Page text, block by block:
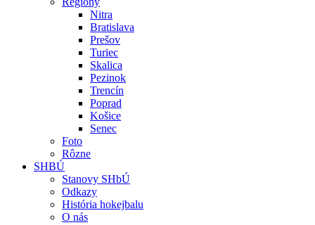
Nitra
Bratislava
Prešov
Turiec
Skalica
Pezinok
Trencín
Poprad
Košice
Senec
Foto
Rôzne
SHBÚ
Stanovy SHbÚ
Odkazy
História hokejbalu
O nás